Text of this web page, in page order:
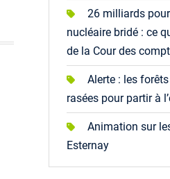
26 milliards pour
nucléaire bridé : ce
de la Cour des
Alerte : les
rasées pour partir à
Animation sur
Esternay